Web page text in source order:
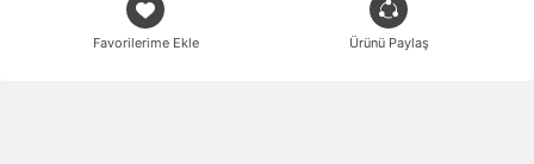
Favorilerime Ekle Ürünü Paylaş